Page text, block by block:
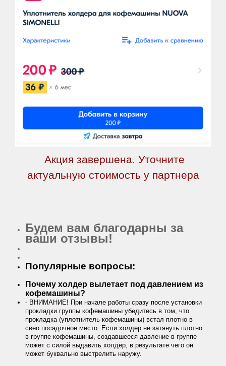
Акция завершена. Уточните
актуальную стоимость у партнера
Будем вам благодарны за
ваши отзывы!
Популярные вопросы:
Почему холдер вылетает под давлением из
кофемашины?
- ВНИМАНИЕ! При начале работы сразу после установки
прокладки группы кофемашины убедитесь в том, что
прокладка (уплотнитель кофемашины) встал плотно в
свео посадочное место. Если холдер не затянуть плотно
в группе кофемашины, создавшееся давление в группе
может с силой выдавить холдер, в результате чего он
может буквально выстрелить наружу.